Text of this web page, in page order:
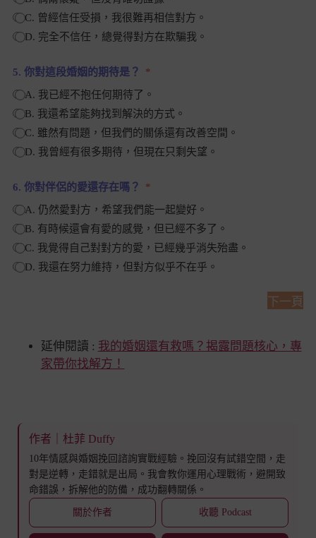
C. 曾經信任受損，我很難再相信對方。
D. 完全不信任，總覺得對方在欺騙我。
5. 你對這段婚姻的期待是？
A. 我已經不抱任何期待了。
B. 我還希望能夠找到解決的方式。
C. 雖然有問題，但我們的關係還有改善空間。
D. 我曾經有很多期待，但現在只剩失望。
6. 你對伴侶的愛還存在嗎？
A. 仍然愛對方，希望我們能一起變好。
B. 有時候還會有愛的感覺，但已經不多了。
C. 我覺得自己對對方的愛，已經幾乎消失殆盡。
D. 我還在努力維持，但對方似乎不在乎。
下一頁
延伸閱讀 : 我的婚姻還有救嗎？揭露問題核心，專
家帶你找解方！
作者｜杜菲 Duffy
10年情感與婚姻挽回諮詢實戰經驗。挽回沒有試錯空間，走
對是逆轉，走錯就是出局。我會教你運用心理戰術，避開致
命錯誤，拆解他的防備，成功翻轉關係。
關於作者 收聽 Podcast